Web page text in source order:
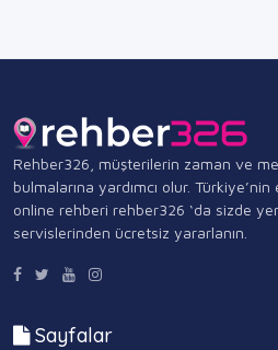
Rehber326, müşterilerin zaman ve
bulmalarına yardımcı olur.
online rehberi rehber326 ‘da sizde
servislerinden ücretsiz yararlanın.
Sayfalar